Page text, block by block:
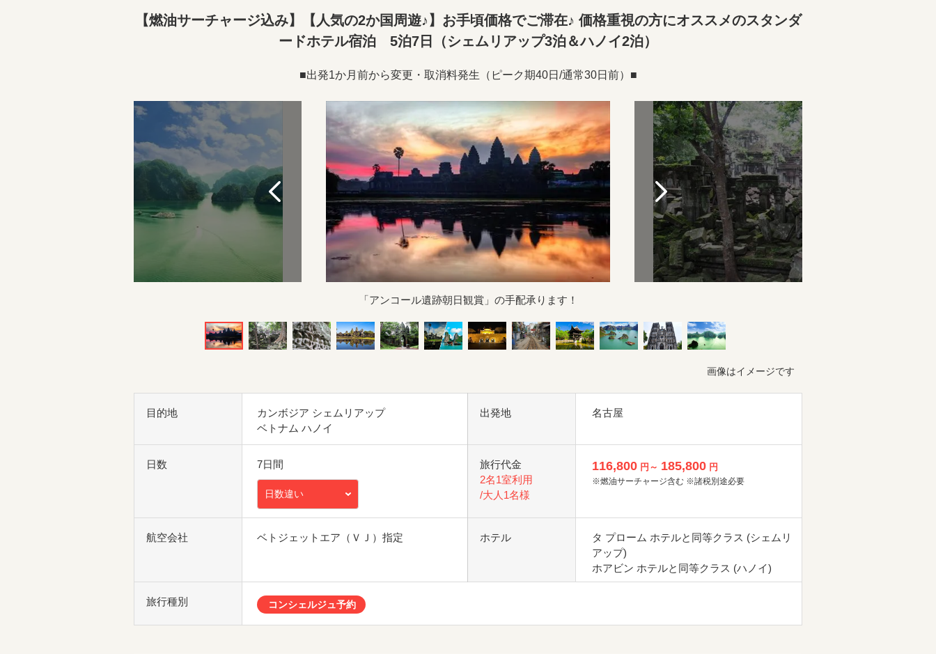
【燃油サーチャージ込み】【人気の2か国周遊♪】お手頃価格でご滞在♪ 価格重視の方にオススメのスタンダ
ードホテル宿泊 5泊7日（シェムリアップ3泊＆ハノイ2泊）
■出発1か月前から変更・取消料発生（ピーク期40日/通常30日前）■
「アンコール遺跡朝日観賞」の手配承ります！
画像はイメージです
目的地
カンボジア シェムリアップ
ベトナム ハノイ
出発地 名古屋
日数 7日間
日数違い
旅行代金
2名1室利用
/大人1名様
116,800 円～ 185,800 円
※燃油サーチャージ含む ※諸税別途必要
航空会社 ベトジェットエア（ＶＪ）指定 ホテル
タ プローム ホテルと同等クラス (シェムリ
アップ)
ホアビン ホテルと同等クラス (ハノイ)
旅行種別 コンシェルジュ予約